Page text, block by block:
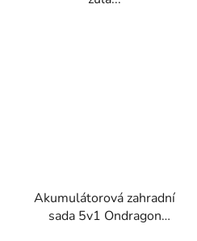
Akumulátorová zahradní
sada 5v1 Ondragon